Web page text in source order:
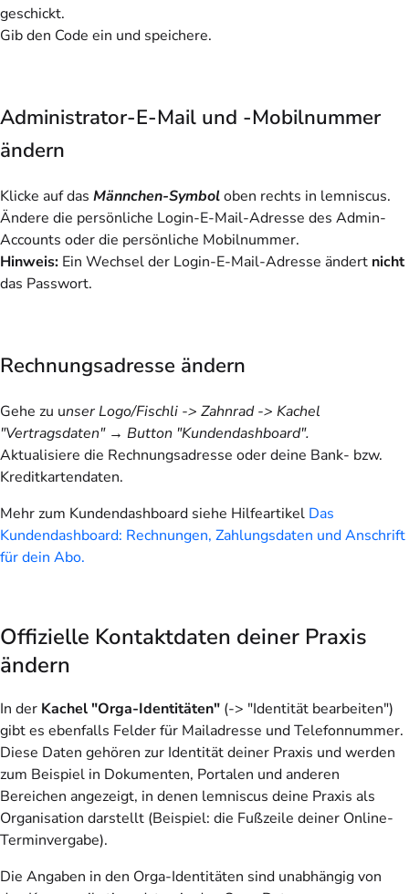
geschickt.
Gib den Code ein und speichere.
Administrator-E-Mail und -Mobilnummer
ändern
Klicke auf das Männchen-Symboloben rechts in lemniscus.
Ändere die persönliche Login-E-Mail-Adresse des Admin-
Accounts oder die persönliche Mobilnummer.
Hinweis: Ein Wechsel der Login-E-Mail-Adresse ändert nicht
das Passwort.
Rechnungsadresse ändern
Gehe zu unser Logo/Fischli -> Zahnrad -> Kachel
"Vertragsdaten" → Button "Kundendashboard".
Aktualisiere die Rechnungsadresse oder deine Bank- bzw.
Kreditkartendaten.
Mehr zum Kundendashboard siehe Hilfeartikel Das
Kundendashboard: Rechnungen, Zahlungsdaten und Anschrift
für dein Abo.
Offizielle Kontaktdaten deiner Praxis
ändern
In der Kachel "Orga-Identitäten" (-> "Identität bearbeiten")
gibt es ebenfalls Felder für Mailadresse und Telefonnummer.
Diese Daten gehören zur Identität deiner Praxis und werden
zum Beispiel in Dokumenten, Portalen und anderen
Bereichen angezeigt, in denen lemniscus deine Praxis als
Organisation darstellt (Beispiel: die Fußzeile deiner Online-
Terminvergabe).
Die Angaben in den Orga-Identitäten sind unabhängig von